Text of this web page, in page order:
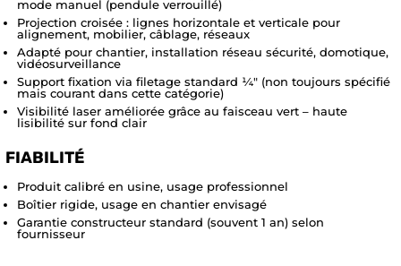
mode manuel (pendule verrouillé)
Projection croisée : lignes horizontale et verticale pour
alignement, mobilier, câblage, réseaux
Adapté pour chantier, installation réseau sécurité, domotique,
vidéosurveillance
Support fixation via filetage standard ¼″ (non toujours spécifié
mais courant dans cette catégorie)
Visibilité laser améliorée grâce au faisceau vert – haute
lisibilité sur fond clair
FIABILITÉ
Produit calibré en usine, usage professionnel
Boîtier rigide, usage en chantier envisagé
Garantie constructeur standard (souvent 1 an) selon
fournisseur